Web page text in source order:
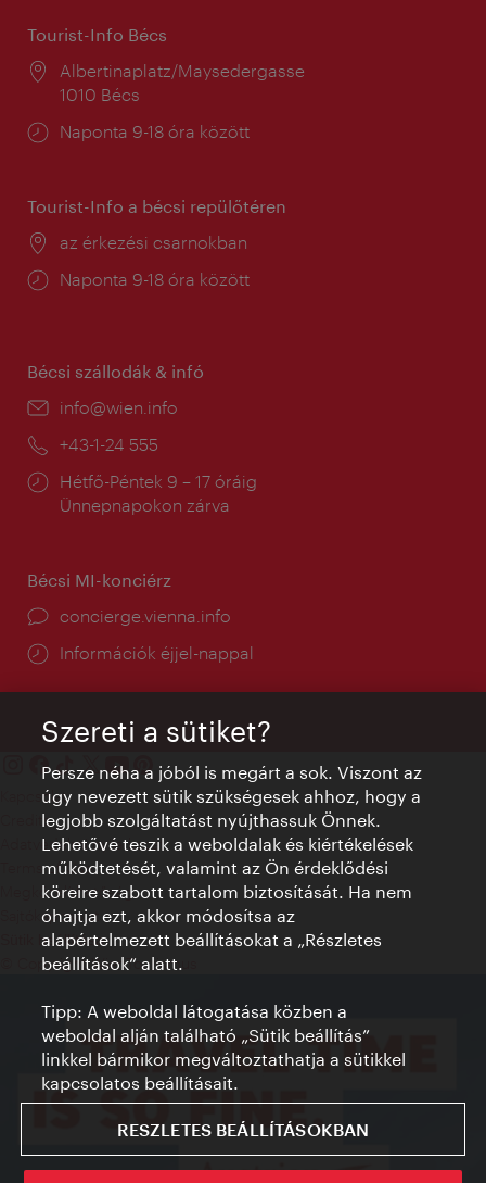
Tourist-Info Bécs
Helyszín:
Albertinaplatz/Maysedergasse
1010 Bécs
Nyitva
Naponta 9-18 óra között
Tourist-Info a bécsi repülőtéren
Helyszín:
az érkezési csarnokban
Nyitva
Naponta 9-18 óra között
Bécsi szállodák & infó
E-
info@wien.info
Telefon:
+43-1-24 555
Nyitva
tartás:
Hétfő-Péntek 9 – 17 óráig
Ünnepnapokon zárva
Bécsi MI-konciérz
concierge.vienna.info
Információk éjjel-nappal
Kapcsolat
Credits
Adatvédelmi nyilatkozat
Terms of Use
Megközelíthetőség
Sajtókapcsolat
Sütik beállítása
© Copyright WienTourismus
Szereti a sütiket?
Persze néha a jóból is megárt a sok. Viszont az
úgy nevezett sütik szükségesek ahhoz, hogy a
legjobb szolgáltatást nyújthassuk Önnek.
Lehetővé teszik a weboldalak és kiértékelések
működtetését, valamint az Ön érdeklődési
köreire szabott tartalom biztosítását. Ha nem
óhajtja ezt, akkor módosítsa az
alapértelmezett beállításokat a „Részletes
beállítások“ alatt.
Tipp: A weboldal látogatása közben a
weboldal alján található „Sütik beállítás”
linkkel bármikor megváltoztathatja a sütikkel
kapcsolatos beállításait.
RESZLETES BEÁLLÍTÁSOKBAN